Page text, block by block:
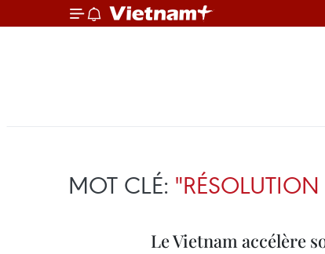
MOT CLÉ:
Le Vietnam accélère